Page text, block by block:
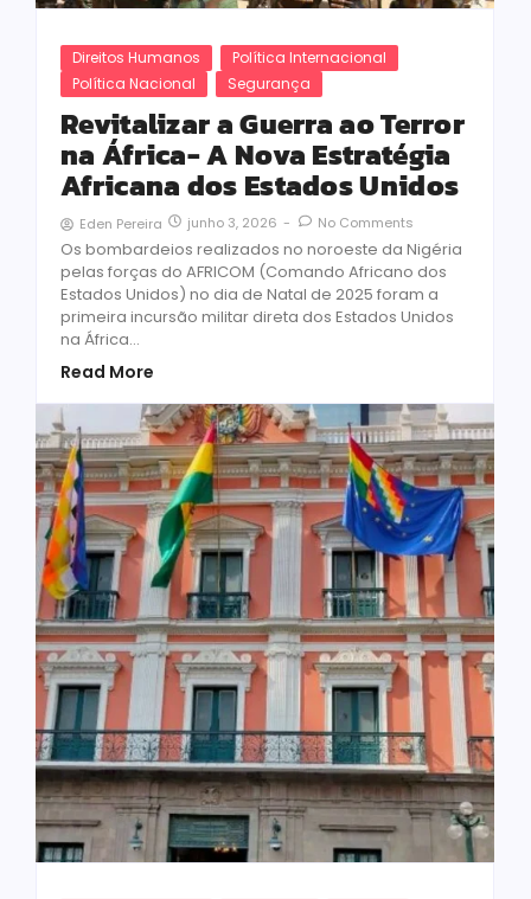
Direitos Humanos
Política Internacional
Política Nacional
Segurança
Revitalizar a Guerra ao Terror
na África- A Nova Estratégia
Africana dos Estados Unidos
Eden Pereira junho 3, 2026 - No Comments
Os bombardeios realizados no noroeste da Nigéria
pelas forças do AFRICOM (Comando Africano dos
Estados Unidos) no dia de Natal de 2025 foram a
primeira incursão militar direta dos Estados Unidos
na África...
Read More